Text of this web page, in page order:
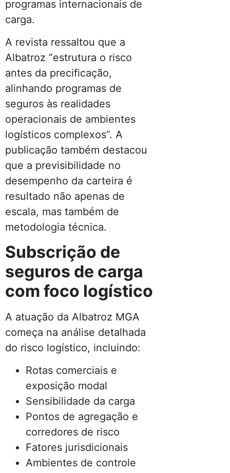
programas internacionais de
carga.
A revista ressaltou que a
Albatroz “estrutura o risco
antes da precificação,
alinhando programas de
seguros às realidades
operacionais de ambientes
logísticos complexos”. A
publicação também destacou
que a previsibilidade no
desempenho da carteira é
resultado não apenas de
escala, mas também de
metodologia técnica.
Subscrição de
seguros de carga
com foco logístico
A atuação da Albatroz MGA
começa na análise detalhada
do risco logístico, incluindo:
Rotas comerciais e
exposição modal
Sensibilidade da carga
Pontos de agregação e
corredores de risco
Fatores jurisdicionais
Ambientes de controle